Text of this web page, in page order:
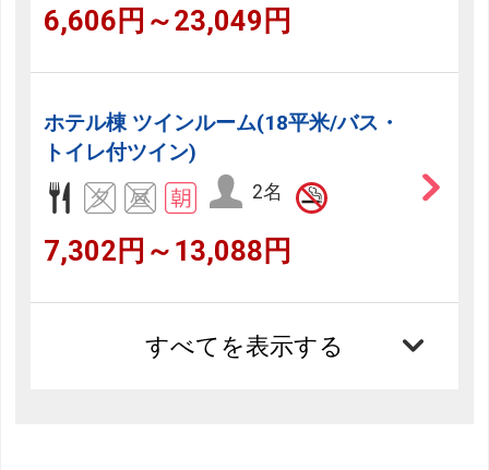
6,606円～23,049円
ホテル棟 ツインルーム(18平米/バス・
トイレ付ツイン)
2名
7,302円～13,088円
すべてを表示する
フリーセレクション・クーポンコードのご利用につ